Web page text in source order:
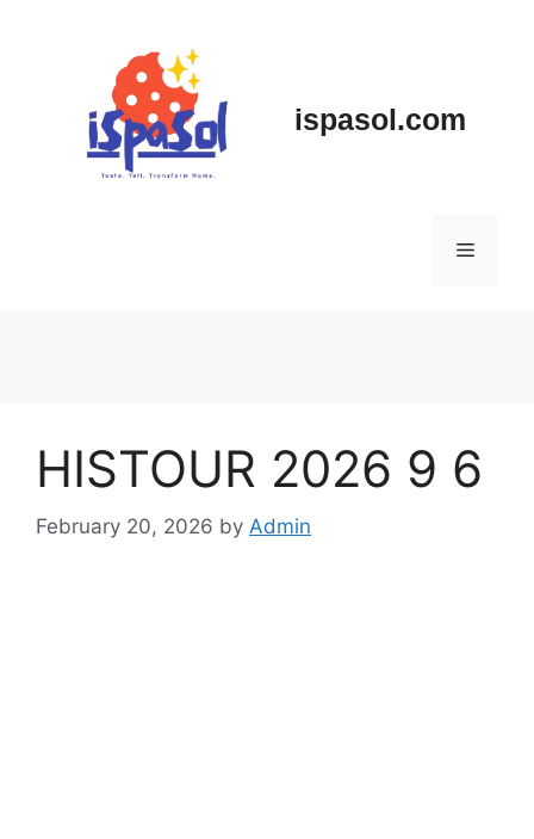
ispasol.com
Menu
HISTOUR 2026 9 6
February 20, 2026 by Admin